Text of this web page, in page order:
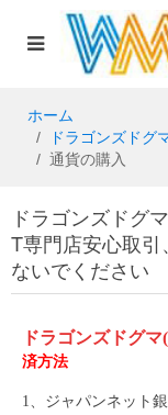
ホーム
ドラゴンズドグ
通貨の購入
ドラゴンズドグ
T専門店安心取
ないでください
ドラゴンズドグ
済方法
1、ジャパンネット